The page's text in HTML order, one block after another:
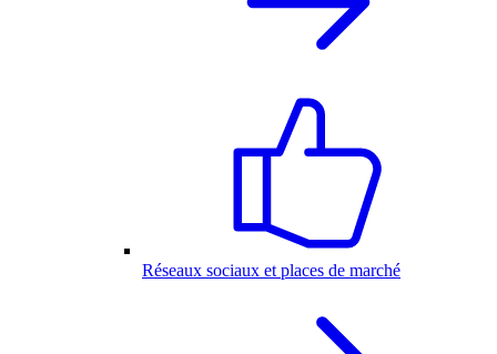
Réseaux sociaux et places de marché